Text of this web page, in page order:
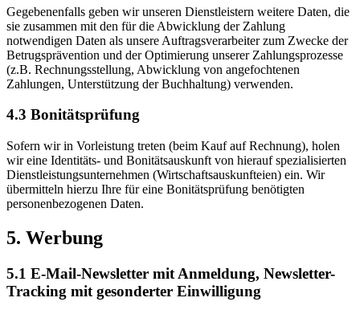
Gegebenenfalls geben wir unseren Dienstleistern weitere Daten, die
sie zusammen mit den für die Abwicklung der Zahlung
notwendigen Daten als unsere Auftragsverarbeiter zum Zwecke der
Betrugsprävention und der Optimierung unserer Zahlungsprozesse
(z.B. Rechnungsstellung, Abwicklung von angefochtenen
Zahlungen, Unterstützung der Buchhaltung) verwenden.
4.3 Bonitätsprüfung
Sofern wir in Vorleistung treten (beim Kauf auf Rechnung), holen
wir eine Identitäts- und Bonitätsauskunft von hierauf spezialisierten
Dienstleistungsunternehmen (Wirtschaftsauskunfteien) ein. Wir
übermitteln hierzu Ihre für eine Bonitätsprüfung benötigten
personenbezogenen Daten.
5. Werbung
5.1 E-Mail-Newsletter mit Anmeldung, Newsletter-
Tracking mit gesonderter Einwilligung